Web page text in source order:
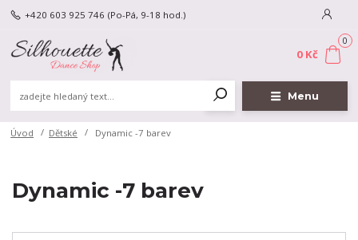
Menu
+420 603 925 746 (Po-Pá, 9-18 hod.)
0
0 Kč
Úvod Dětské Dynamic -7 barev
Dynamic -7 barev